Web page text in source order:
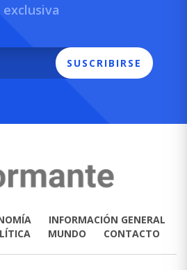
exclusiva
SUSCRIBIRSE
INFORMACIÓN GENERAL
MUNDO CONTACTO